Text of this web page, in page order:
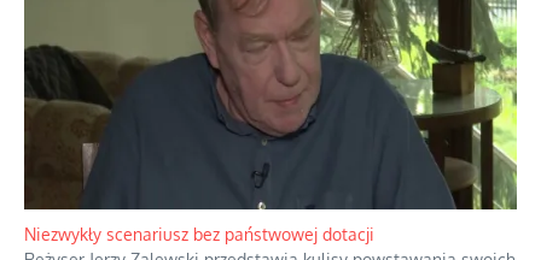
Domowe polowanie na wolne fale
Przez dziesięciolecia miliony Polaków słuchały zagranicznych
rozgłośni radiowych, pomimo że władze komunistyczne robiły
wszystko, aby je zagłuszyć....